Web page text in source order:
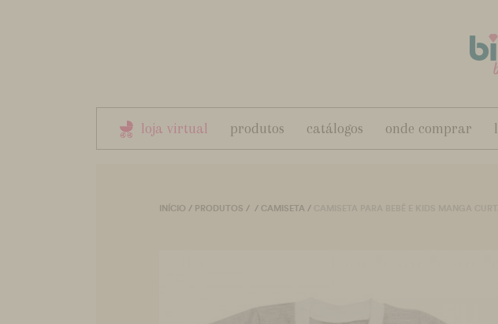
loja virtual produtos catálogos onde comprar
INÍCIO / PRODUTOS / / CAMISETA /